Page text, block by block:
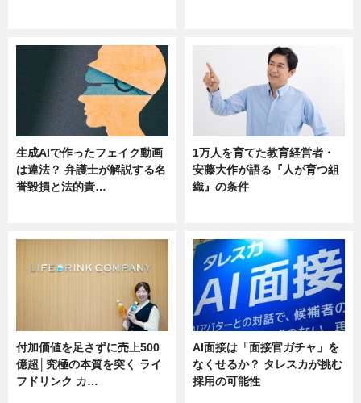
生成AIで作ったフェイク動画
は違法？ 弁護士が解説する名
誉毀損と法的責…
1万人を育てた教育経営者・
安藤大作が語る『人が育つ組
織』の条件
付加価値を足さずに売上500
億超│究極の本質を突く ライ
フドリンク カ…
AI面接は「面接官ガチャ」を
なくせるか？ タレスカが挑む
採用の可能性